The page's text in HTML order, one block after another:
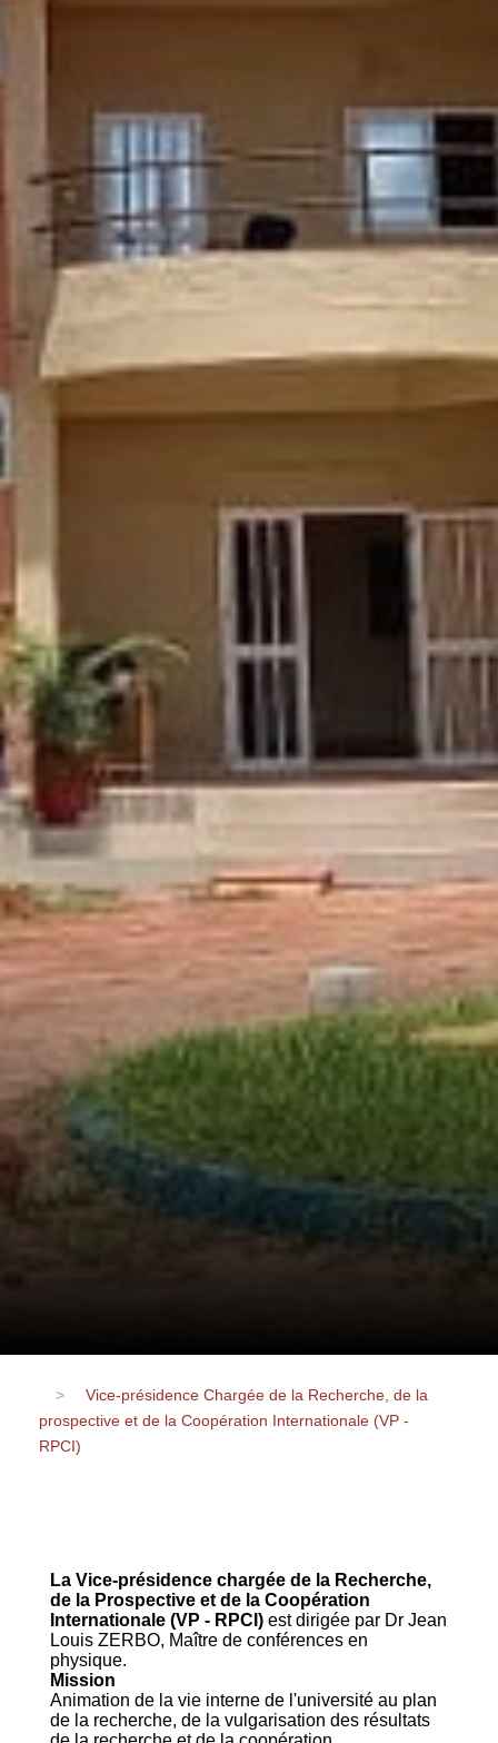
>
Vice-présidence Chargée de la Recherche, de la
prospective et de la Coopération Internationale (VP -
RPCI)
La Vice-présidence chargée de la Recherche,
de la Prospective et de la Coopération
Internationale (VP - RPCI) est dirigée par Dr Jean
Louis ZERBO, Maître de conférences en
physique.
Mission
Animation de la vie interne de l'université au plan
de la recherche, de la vulgarisation des résultats